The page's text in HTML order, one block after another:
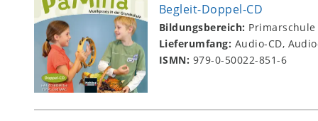
Begleit-Doppel-CD
Bildungsbereich: Primarschule
Lieferumfang: Audio-CD,
ISMN: 979-0-50022-851-6